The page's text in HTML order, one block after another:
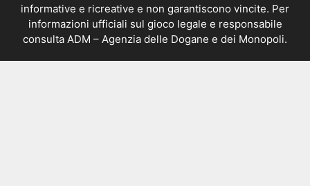
informative e ricreative e non garantiscono vincite. Per
informazioni ufficiali sul gioco legale e responsabile
consulta ADM – Agenzia delle Dogane e dei Monopoli.